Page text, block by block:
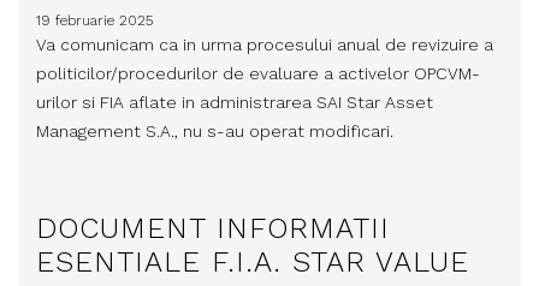
19 februarie 2025
Va comunicam ca in urma procesului anual de revizuire a
politicilor/procedurilor de evaluare a activelor OPCVM-
urilor si FIA aflate in administrarea SAI Star Asset
Management S.A., nu s-au operat modificari.
DOCUMENT INFORMATII
ESENTIALE F.I.A. STAR VALUE